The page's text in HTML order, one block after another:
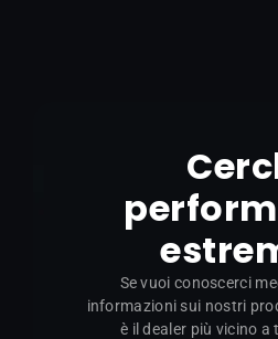
Se vuoi conoscerci
informazioni sui nostri
è il dealer più vicino a